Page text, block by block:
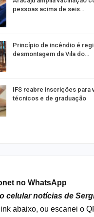
pessoas acima de seis…
Princípio de incêndio é
desmontagem da Vila do…
IFS reabre inscrições para
técnicos e de graduação
no WhatsApp
celular notícias de
abaixo, ou escanei o